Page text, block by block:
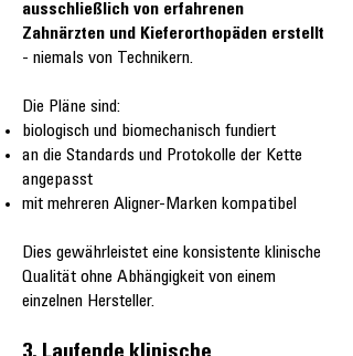
ausschließlich von erfahrenen
Zahnärzten und Kieferorthopäden erstellt
- niemals von Technikern.
Die Pläne sind:
biologisch und biomechanisch fundiert
an die Standards und Protokolle der Kette
angepasst
mit mehreren Aligner-Marken kompatibel
Dies gewährleistet eine konsistente klinische
Qualität ohne Abhängigkeit von einem
einzelnen Hersteller.